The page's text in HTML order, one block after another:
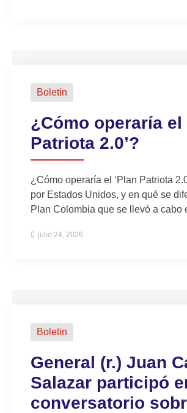
Boletin
¿Cómo operaría el
Patriota 2.0’?
¿Cómo operaría el ‘Plan Patriota
por Estados Unidos, y en qué se
Plan Colombia que se llevó a cabo
julio 24, 2026
Boletin
General (r.) Juan
Salazar participó
conversatorio